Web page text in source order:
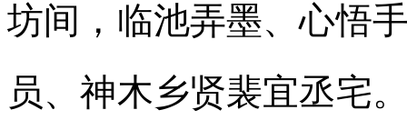
坊间，临池弄墨、心悟
员、神木乡贤裴宜丞宅